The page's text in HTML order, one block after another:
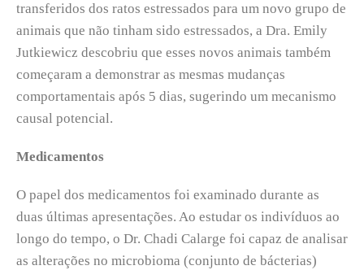
transferidos dos ratos estressados para um novo grupo de
animais que não tinham sido estressados, a Dra. Emily
Jutkiewicz descobriu que esses novos animais também
começaram a demonstrar as mesmas mudanças
comportamentais após 5 dias, sugerindo um mecanismo
causal potencial.
Medicamentos
O papel dos medicamentos foi examinado durante as
duas últimas apresentações. Ao estudar os indivíduos ao
longo do tempo, o Dr. Chadi Calarge foi capaz de analisar
as alterações no microbioma (conjunto de bácterias)